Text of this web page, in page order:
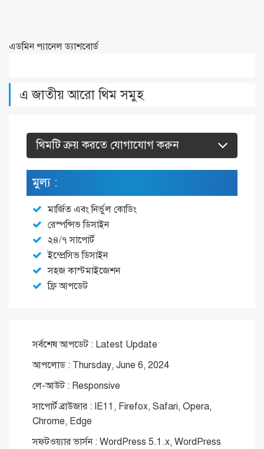
এডমিন প্যানেল ড্যাশবোর্ড
এ জাতীয় আরো থিম সমুহ
থিমটি ক্রয় করতে যোগাযোগ করুন
মুল্য :
মার্জিত এবং নির্ভুল কোডিং
রেস্পন্সিভ ডিসাইন
২৪/৭ সাপোর্ট
ইম্প্রেসিভ ডিসাইন
সহজ কাস্টমাইজেশন
ফ্রি আপডেট
সর্বশেষ আপডেট : Latest Update
আপলোড : Thursday, June 6, 2024
লে-আউট : Responsive
সাপোর্ট ব্রাউজার : IE11, Firefox, Safari, Opera,
Chrome, Edge
সফটওয়্যার ভার্সন : WordPress 5.1.x, WordPress